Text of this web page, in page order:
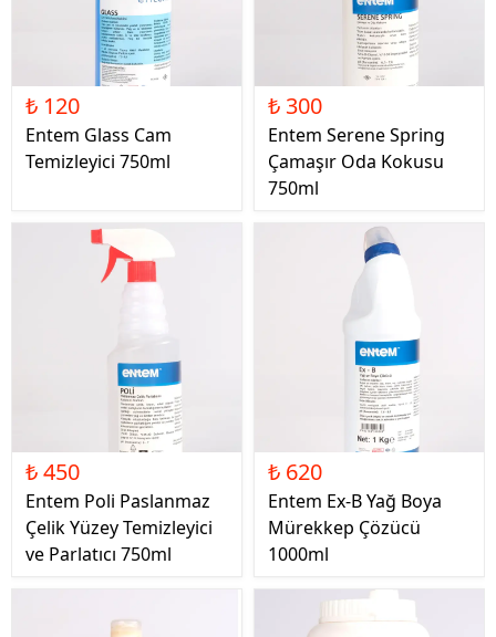
₺ 120
Entem Glass Cam
Temizleyici 750ml
₺ 300
Entem Serene Spring
Çamaşır Oda Kokusu
750ml
₺ 450
Entem Poli Paslanmaz
Çelik Yüzey Temizleyici
ve Parlatıcı 750ml
₺ 620
Entem Ex-B Yağ Boya
Mürekkep Çözücü
1000ml